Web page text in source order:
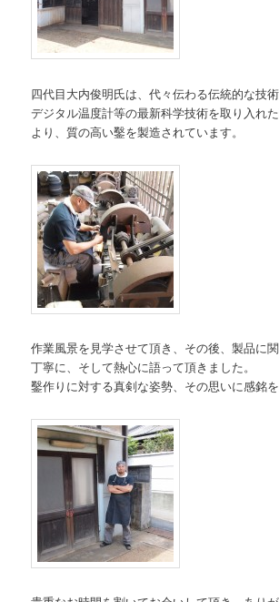
四代目大内俊明氏は、代々伝わる伝統的な技
デジタル温度計等の最新科学技術を取り入れ
より、質の高い鑿を製造されています。
作業風景を見学させて頂き、その後、製品に
丁寧に、そして熱心に語って頂きました。
鑿作りに対する真剣な姿勢、その思いに感銘を